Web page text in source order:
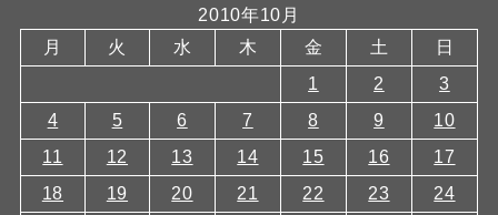
2010年10月
月
火 水 木 金 土
日
1
2
3
4
5 6 7 8 9
10
11
12 13 14 15 16
17
18
19 20 21 22 23
24